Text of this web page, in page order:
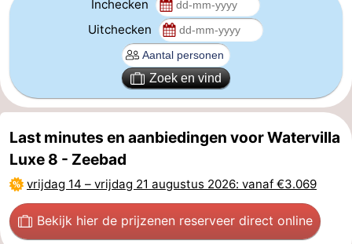
Inchecken
Uitchecken
Zoek en vind
Last minutes en aanbiedingen voor Watervilla
Luxe 8 - Zeebad
vrijdag 14 – vrijdag 21 augustus 2026: vanaf €3.069
Bekijk hier de prijzenen reserveer direct online